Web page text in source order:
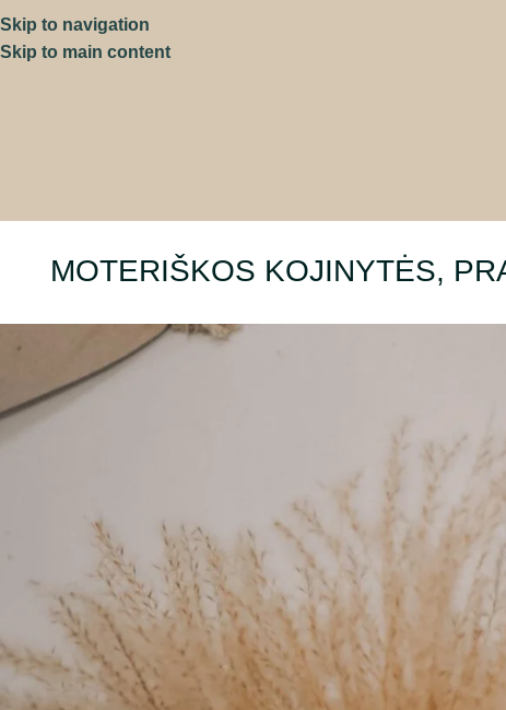
Skip to navigation
Skip to main content
MOTERIŠKOS KOJINYTĖS,